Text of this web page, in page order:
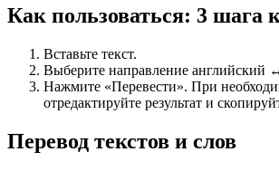
Как пользоваться: 3 шага
Вставьте текст.
Выберите направление английский
Нажмите «Перевести». При
отредактируйте результат и
Перевод текстов и слов